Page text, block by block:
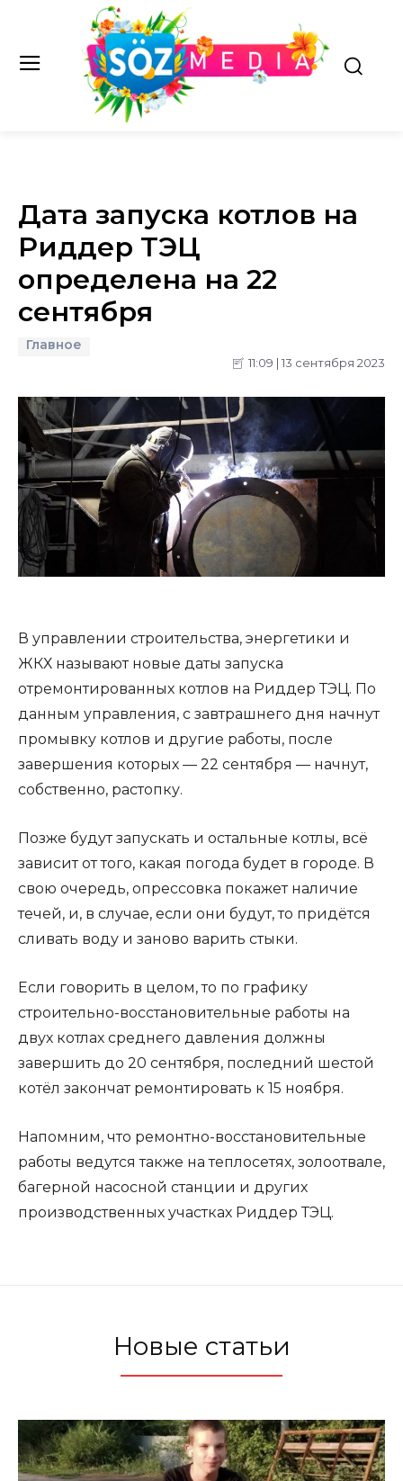
Дата запуска котлов на
Риддер ТЭЦ
определена на 22
сентября
Главное
11:09 | 13 сентября 2023
В управлении строительства, энергетики и
ЖКХ называют новые даты запуска
отремонтированных котлов на Риддер ТЭЦ. По
данным управления, с завтрашнего дня начнут
промывку котлов и другие работы, после
завершения которых — 22 сентября — начнут,
собственно, растопку.
Позже будут запускать и остальные котлы, всё
зависит от того, какая погода будет в городе. В
свою очередь, опрессовка покажет наличие
течей, и, в случае, если они будут, то придётся
сливать воду и заново варить стыки.
Если говорить в целом, то по графику
строительно-восстановительные работы на
двух котлах среднего давления должны
завершить до 20 сентября, последний шестой
котёл закончат ремонтировать к 15 ноября.
Напомним, что ремонтно-восстановительные
работы ведутся также на теплосетях, золоотвале,
багерной насосной станции и других
производственных участках Риддер ТЭЦ.
Новые статьи